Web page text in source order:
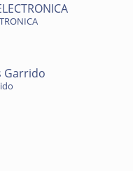
Garrido